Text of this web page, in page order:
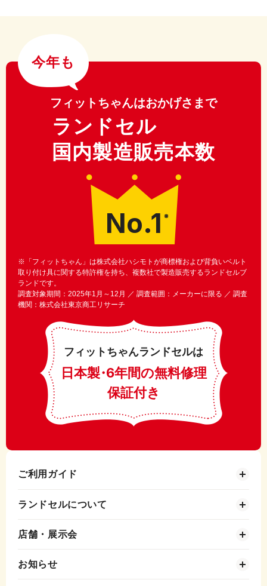
今年も
フィットちゃんはおかげさまで
ランドセル
国内製造販売本数
No.1 ※
※「フィットちゃん」は株式会社ハシモトが商標権および背負いベルト
取り付け具に関する特許権を持ち、複数社で製造販売するランドセルブ
ランドです。
調査対象期間：2025年1月～12月 ／ 調査範囲：メーカーに限る ／ 調査
機関：株式会社東京商工リサーチ
フィットちゃんランドセルは
日本製・6年間の無料修理
保証付き
ご利用ガイド
ランドセルについて
店舗・展示会
お知らせ